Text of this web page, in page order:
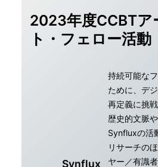
2023年度CCBTア
ト・フェロー活動
Synflux
持続可能な
ために、デ
再定義に挑
歴史的文脈
Synfluxの活
リサーチの
ヤー／有識